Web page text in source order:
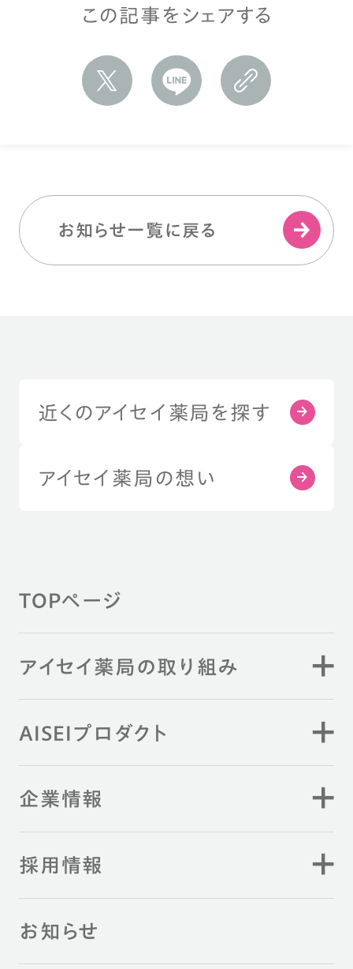
この記事をシェアする
お知らせ一覧に戻る
近くのアイセイ薬局を探す
アイセイ薬局の想い
TOPページ
アイセイ薬局の取り組み
AISEIプロダクト
企業情報
採用情報
お知らせ